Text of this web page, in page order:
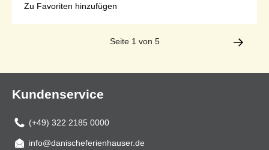
Zu Favoriten hinzufügen
Seite 1 von 5
Kundenservice
(+49) 322 2185 0000
info@danischeferienhauser.de